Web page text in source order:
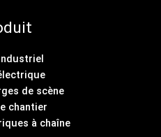
de scène
chantier
à chaîne